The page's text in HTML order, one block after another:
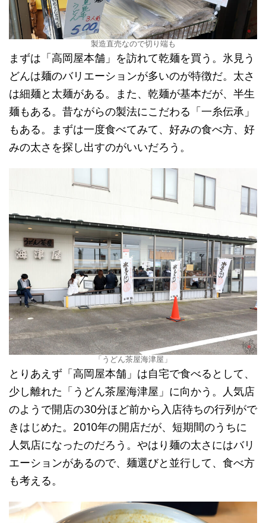
製造直売なので切り端も
まずは「高岡屋本舗」を訪れて乾麺を買う。氷見う
どんは麺のバリエーションが多いのが特徴だ。太さ
は細麺と太麺がある。また、乾麺が基本だが、半生
麺もある。昔ながらの製法にこだわる「一糸伝承」
もある。まずは一度食べてみて、好みの食べ方、好
みの太さを探し出すのがいいだろう。
「うどん茶屋海津屋」
とりあえず「高岡屋本舗」は自宅で食べるとして、
少し離れた「うどん茶屋海津屋」に向かう。人気店
のようで開店の30分ほど前から入店待ちの行列がで
きはじめた。2010年の開店だが、短期間のうちに
人気店になったのだろう。やはり麺の太さにはバリ
エーションがあるので、麺選びと並行して、食べ方
も考える。